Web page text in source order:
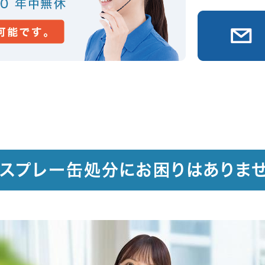
プレー缶処分にお困りはありま